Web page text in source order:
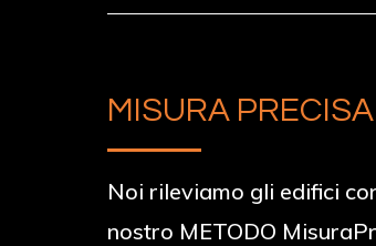
MISURA PRECISA
Noi rileviamo gli edifici
nostro METODO